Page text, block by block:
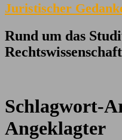
Juristischer
Rund um das
Schlagwort-
Angeklagter